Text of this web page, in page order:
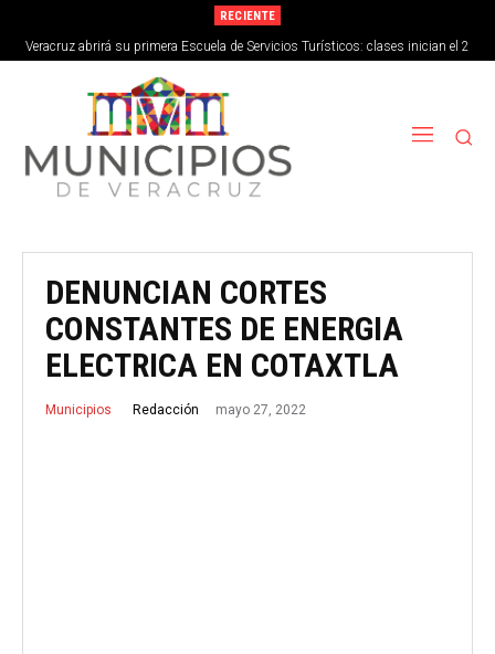
RECIENTE
Veracruz abrirá su primera Escuela de Servicios Turísticos: clases inician el 2
de septiembre
DENUNCIAN CORTES
CONSTANTES DE ENERGIA
ELECTRICA EN COTAXTLA
Municipios Redacción mayo 27, 2022